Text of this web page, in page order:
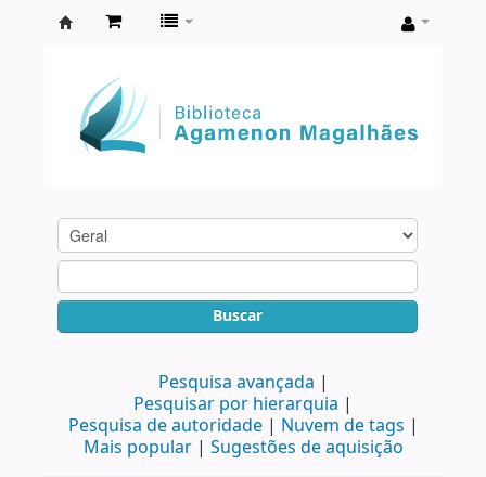
Agamenon
Magalhães
Buscar
Pesquisa avançada
Pesquisar por hierarquia
Pesquisa de autoridade
Nuvem de tags
Mais popular
Sugestões de aquisição